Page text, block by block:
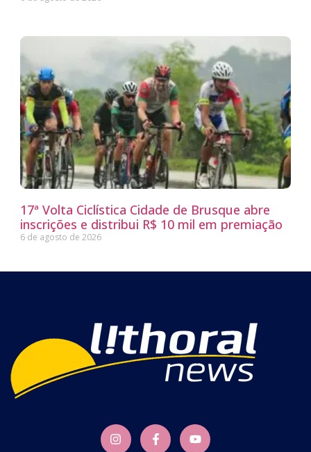
17ª Volta Ciclística Cidade de Brusque abre
inscrições e distribui R$ 10 mil em premiação
6 de agosto de 2026